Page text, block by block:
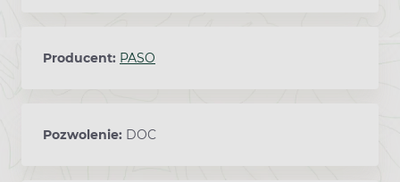
Producent: PASO
Pozwolenie: DOC